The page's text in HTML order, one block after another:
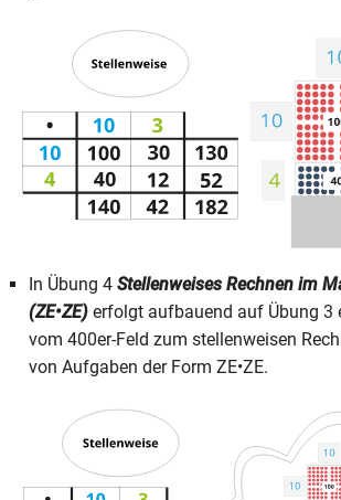
In Übung 4 Stellenweises Rechnen im
(ZE•ZE) erfolgt aufbauend auf Übung 3
vom 400er-Feld zum stellenweisen
von Aufgaben der Form ZE•ZE.